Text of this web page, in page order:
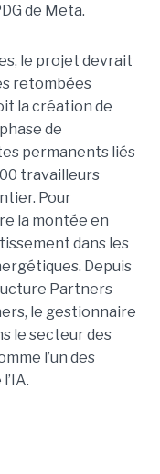
de Meta.
le projet devrait
retombées
la création de
de
permanents liés
travailleurs
Pour
la montée en
dans les
Depuis
Partners
le gestionnaire
le secteur des
l’un des